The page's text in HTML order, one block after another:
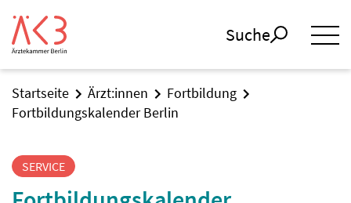
Suche
Startseite Ärzt:innen
Fortbildung
Fortbildungskalender Berlin
SERVICE